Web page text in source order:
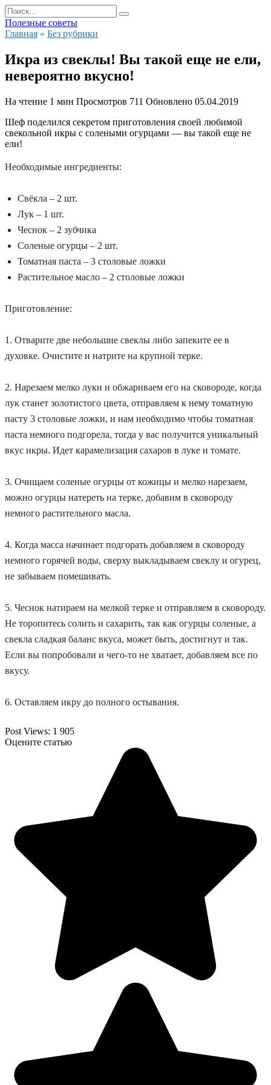
Перейти
к
содержанию
Search
for:
Полезные советы
Главная » Без рубрики
Икра из свеклы! Вы такой еще не ели,
невероятно вкусно!
На чтение 1 мин Просмотров 711 Обновлено 05.04.2019
Шеф поделился секретом приготовления своей любимой
свекольной икры с солеными огурцами — вы такой еще не
ели!
Необходимые ингредиенты:
Свёкла – 2 шт.
Лук – 1 шт.
Чеснок – 2 зубчика
Соленые огурцы – 2 шт.
Томатная паста – 3 столовые ложки
Растительное масло – 2 столовые ложки
Приготовление:
1. Отварите две небольшие свеклы либо запеките ее в
духовке. Очистите и натрите на крупной терке.
2. Нарезаем мелко луки и обжариваем его на сковороде, когда
лук станет золотистого цвета, отправляем к нему томатную
пасту 3 столовые ложки, и нам необходимо чтобы томатная
паста немного подгорела, тогда у вас получится уникальный
вкус икры. Идет карамелизация сахаров в луке и томате.
3. Очищаем соленые огурцы от кожицы и мелко нарезаем,
можно огурцы натереть на терке, добавим в сковороду
немного растительного масла.
4. Когда масса начинает подгорать добавляем в сковороду
немного горячей воды, сверху выкладываем свеклу и огурец,
не забываем помешивать.
5. Чеснок натираем на мелкой терке и отправляем в сковороду.
Не торопитесь солить и сахарить, так как огурцы соленые, а
свекла сладкая баланс вкуса, может быть, достигнут и так.
Если вы попробовали и чего-то не хватает, добавляем все по
вкусу.
6. Оставляем икру до полного остывания.
Post Views: 1 905
Оцените статью